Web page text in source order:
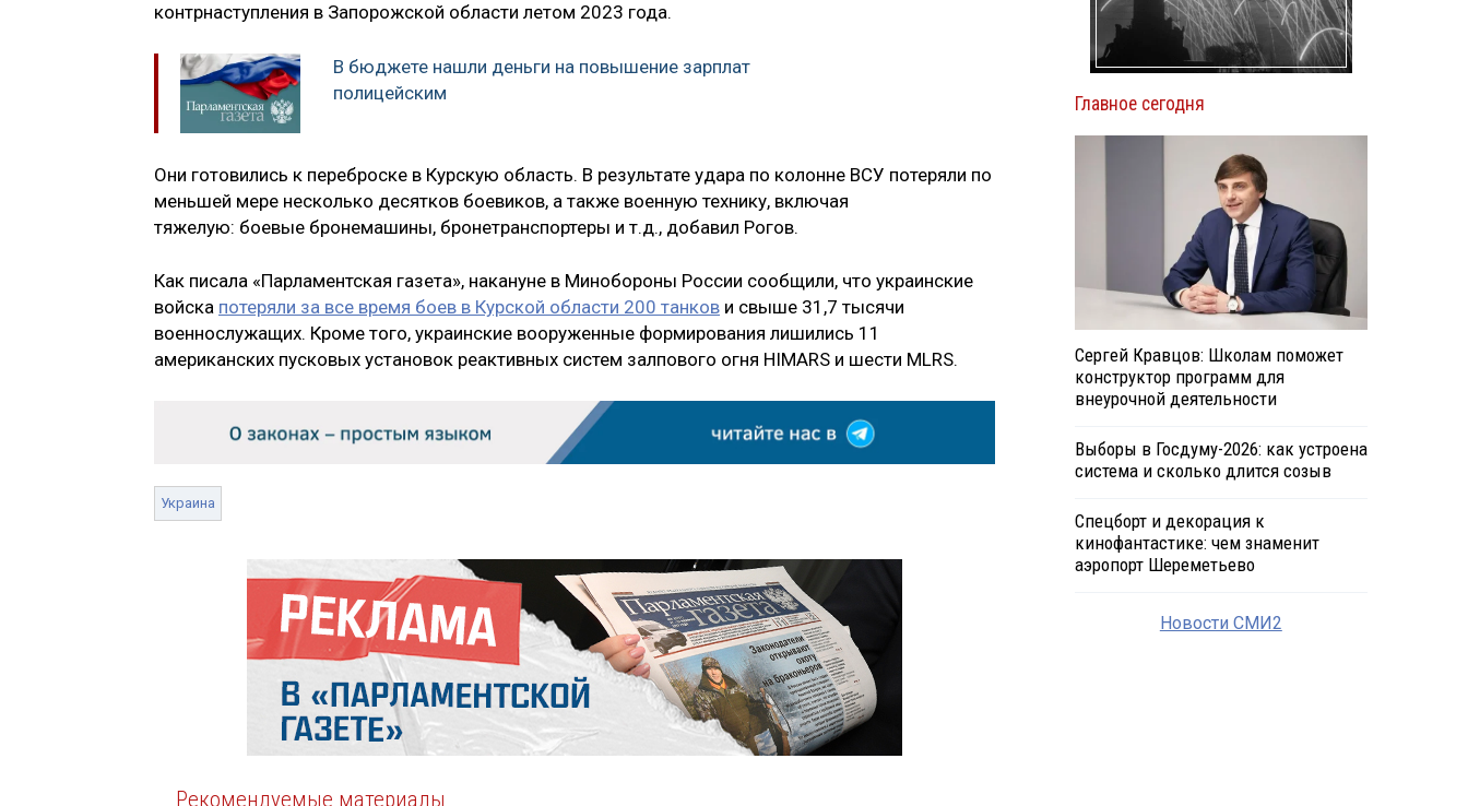
контрнаступления в Запорожской области летом 2023 года.
В бюджете нашли деньги на повышение зарплат
полицейским
Они готовились к переброске в Курскую область. В результате удара по колонне ВСУ потеряли по
меньшей мере несколько десятков боевиков, а также военную технику, включая
тяжелую: боевые бронемашины, бронетранспортеры и т.д., добавил Рогов.
Как писала «Парламентская газета», накануне в Минобороны России сообщили, что украинские
войска потеряли за все время боев в Курской области 200 танков и свыше 31,7 тысячи
военнослужащих. Кроме того, украинские вооруженные формирования лишились 11
американских пусковых установок реактивных систем залпового огня HIMARS и шести MLRS.
Украина
Рекомендуемые материалы
Главное сегодня
Сергей Кравцов: Школам поможет
конструктор программ для
внеурочной деятельности
Выборы в Госдуму-2026: как устроена
система и сколько длится созыв
Спецборт и декорация к
кинофантастике: чем знаменит
аэропорт Шереметьево
Новости СМИ2